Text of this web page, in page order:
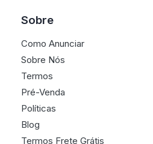
Sobre
Como Anunciar
Sobre Nós
Termos
Pré-Venda
Políticas
Blog
Termos Frete Grátis